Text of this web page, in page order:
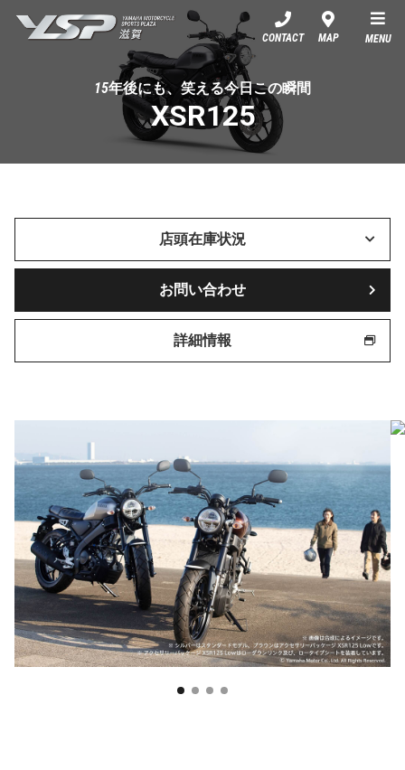
YSP滋賀
CONTACT MAP MENU
15年後にも、笑える今日この瞬間
XSR125
店頭在庫状況
お問い合わせ
詳細情報